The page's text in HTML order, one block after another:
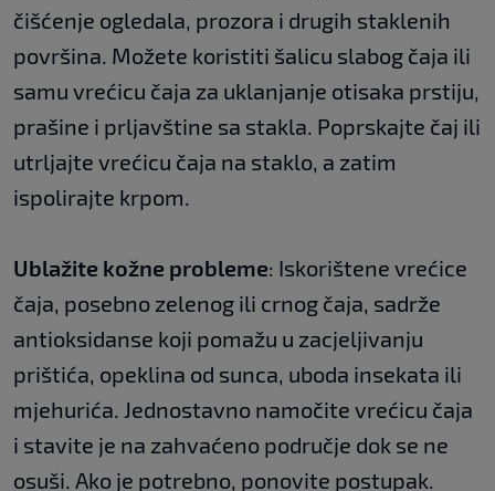
čišćenje ogledala, prozora i drugih staklenih
površina. Možete koristiti šalicu slabog čaja ili
samu vrećicu čaja za uklanjanje otisaka prstiju,
prašine i prljavštine sa stakla. Poprskajte čaj ili
utrljajte vrećicu čaja na staklo, a zatim
ispolirajte krpom.
Ublažite kožne probleme: Iskorištene vrećice
čaja, posebno zelenog ili crnog čaja, sadrže
antioksidanse koji pomažu u zacjeljivanju
prištića, opeklina od sunca, uboda insekata ili
mjehurića. Jednostavno namočite vrećicu čaja
i stavite je na zahvaćeno područje dok se ne
osuši. Ako je potrebno, ponovite postupak.